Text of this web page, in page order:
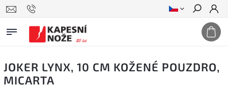
Hledat
JOKER LYNX, 10 CM KOŽENÉ POUZDRO,
MICARTA